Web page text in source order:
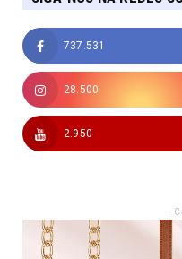
737.531
28.500
2.950
-